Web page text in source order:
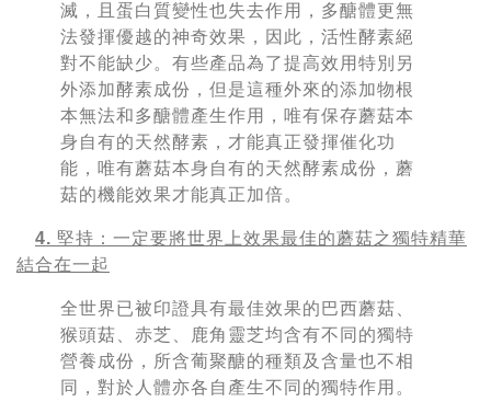
滅，且蛋白質變性也失去作用，多醣體更無
法發揮優越的神奇效果，因此，活性酵素絕
對不能缺少。有些產品為了提高效用特別另
外添加酵素成份，但是這種外來的添加物根
本無法和多醣體產生作用，唯有保存蘑菇本
身自有的天然酵素，才能真正發揮催化功
能，唯有蘑菇本身自有的天然酵素成份，蘑
菇的機能效果才能真正加倍。
4. 堅持：一定要將世界上效果最佳的蘑菇之獨特精華
結合在一起
全世界已被印證具有最佳效果的巴西蘑菇、
猴頭菇、赤芝、鹿角靈芝均含有不同的獨特
營養成份，所含葡聚醣的種類及含量也不相
同，對於人體亦各自產生不同的獨特作用。